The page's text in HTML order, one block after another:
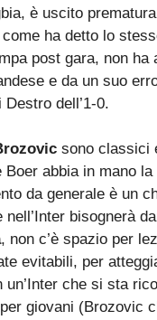
è uscito
ha detto lo
post gara, non ha
e da un suo
dell’1-0.
sono classici
abbia in mano la
da generale è un
bisognerà
, non c’è spazio per
evitabili, per
un’Inter che si sta
giovani (Brozovic